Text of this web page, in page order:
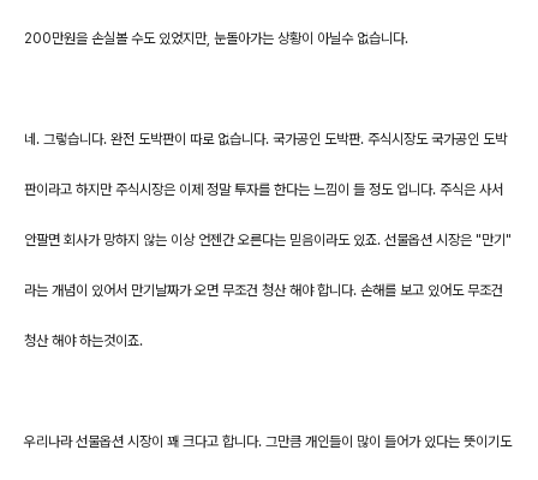
200만원을 손실볼 수도 있었지만, 눈돌아가는 상황이 아닐수 없습니다.
네. 그렇습니다. 완전 도박판이 따로 없습니다. 국가공인 도박판. 주식시장도 국가공인 도박
판이라고 하지만 주식시장은 이제 정말 투자를 한다는 느낌이 들 정도 입니다. 주식은 사서
안팔면 회사가 망하지 않는 이상 언젠간 오른다는 믿음이라도 있죠. 선물옵션 시장은 "만기"
라는 개념이 있어서 만기날짜가 오면 무조건 청산 해야 합니다. 손해를 보고 있어도 무조건
청산 해야 하는것이죠.
우리나라 선물옵션 시장이 꽤 크다고 합니다. 그만큼 개인들이 많이 들어가 있다는 뜻이기도